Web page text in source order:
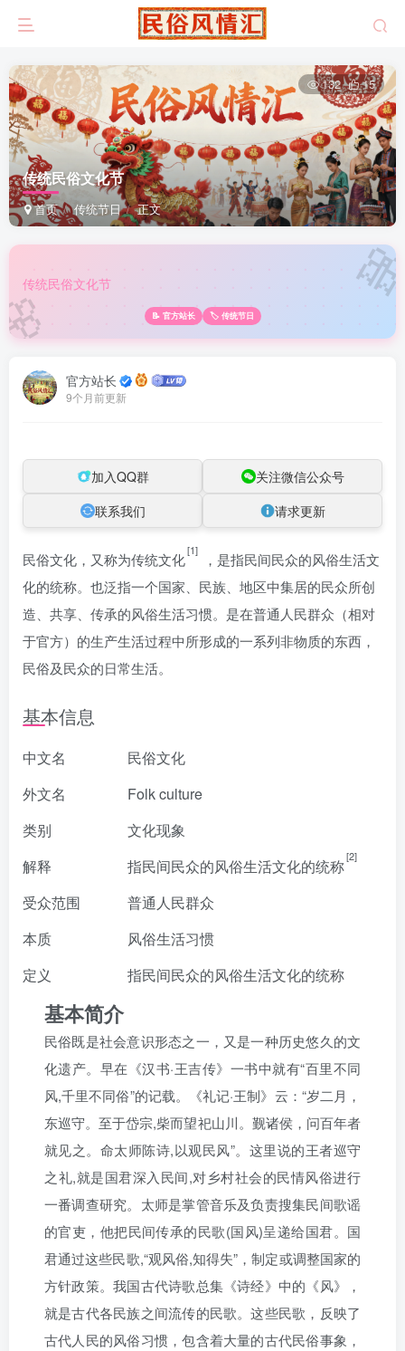
传统民俗文化节
首页 传统节日 正文
132 15
传统民俗文化节
📝 官方站长 🏷️ 传统节日
官方站长
9个月前更新
加入QQ群
关注微信公众号
联系我们
请求更新
民俗文化，又称为传统文化
[1]
，是指民间民众的风俗生活文
化的统称。也泛指一个国家、民族、地区中集居的民众所创
造、共享、传承的风俗生活习惯。是在普通人民群众（相对
于官方）的生产生活过程中所形成的一系列非物质的东西，
民俗及民众的日常生活。
基本信息
中文名
民俗文化
外文名
Folk culture
类别
文化现象
解释
指民间民众的风俗生活文化的统称
[2]
受众范围
普通人民群众
本质
风俗生活习惯
定义
指民间民众的风俗生活文化的统称
基本简介
民俗既是社会意识形态之一，又是一种历史悠久的文
化遗产。早在《汉书·王吉传》一书中就有“百里不同
风,千里不同俗”的记载。《礼记·王制》云：“岁二月，
东巡守。至于岱宗,柴而望祀山川。觐诸侯，问百年者
就见之。命太师陈诗,以观民风”。这里说的王者巡守
之礼,就是国君深入民间,对乡村社会的民情风俗进行
一番调查研究。太师是掌管音乐及负责搜集民间歌谣
的官吏，他把民间传承的民歌(国风)呈递给国君。国
君通过这些民歌,“观风俗,知得失”，制定或调整国家的
方针政策。我国古代诗歌总集《诗经》中的《风》，
就是古代各民族之间流传的民歌。这些民歌，反映了
古代人民的风俗习惯，包含着大量的古代民俗事象，